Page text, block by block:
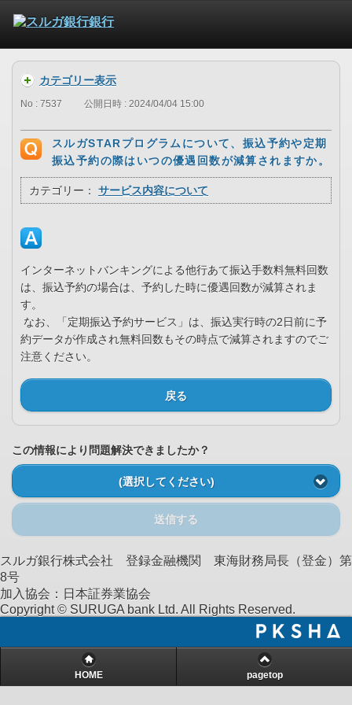
カテゴリー表示
No : 7537 公開日時 : 2024/04/04 15:00
スルガSTARプログラムについて、振込予約や定期
振込予約の際はいつの優遇回数が減算されますか。
カテゴリー： サービス内容について
インターネットバンキングによる他行あて振込手数料無料回数
は、振込予約の場合は、予約した時に優遇回数が減算されま
す。
なお、「定期振込予約サービス」は、振込実行時の2日前に予
約データが作成され無料回数もその時点で減算されますのでご
注意ください。
戻る
この情報により問題解決できましたか？
(選択してください)
送信する
スルガ銀行株式会社 登録金融機関 東海財務局長（登金）第
8号
加入協会：日本証券業協会
Copyright © SURUGA bank Ltd. All Rights Reserved.
HOME pagetop